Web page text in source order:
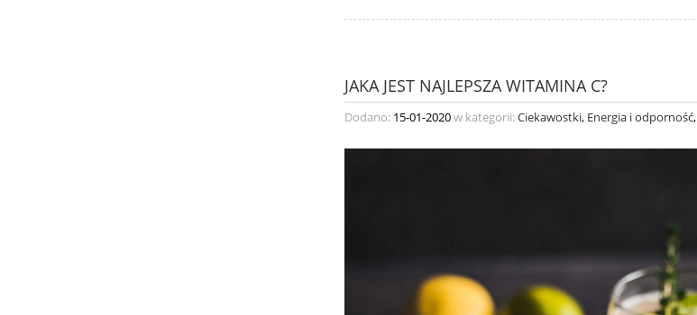
JAKA JEST NAJLEPSZA WITAMINA C?
Dodano: 15-01-2020w kategorii:Ciekawostki, Energia i odporność,